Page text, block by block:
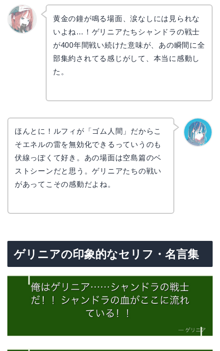
黄金の鐘が鳴る場面、涙なしには見られな
いよね…！ゲリニアたちシャンドラの戦士
が400年間戦い続けた意味が、あの瞬間に全
部集約されてる感じがして、本当に感動し
た。
ほんとに！ルフィが「ゴム人間」だからこ
そエネルの雷を無効化できるっていうのも
伏線っぽくて好き。あの場面は空島篇のベ
ストシーンだと思う。ゲリニアたちの戦い
があってこその感動だよね。
ゲリニアの印象的なセリフ・名言集